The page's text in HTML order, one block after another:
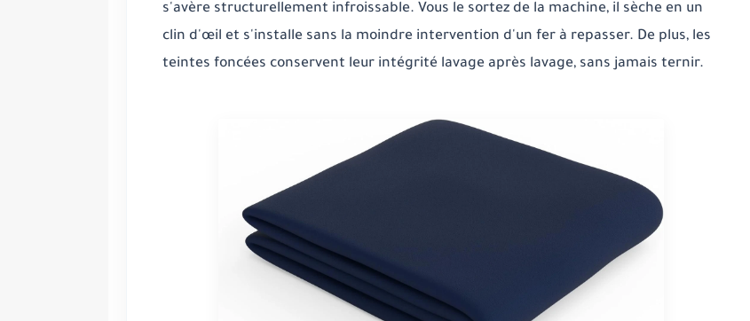
s'avère structurellement infroissable. Vous le sortez de la machine, il sèche en un
clin d'œil et s'installe sans la moindre intervention d'un fer à repasser. De plus, les
teintes foncées conservent leur intégrité lavage après lavage, sans jamais ternir.